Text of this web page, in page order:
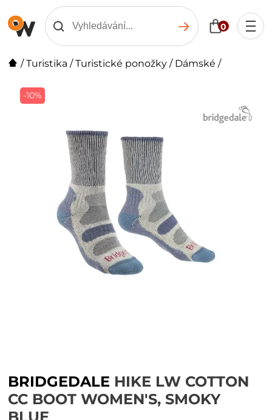
0
/Turistika /Turistické ponožky / Dámské /
-10%
BRIDGEDALE HIKE LW COTTON
CC BOOT WOMEN'S, SMOKY